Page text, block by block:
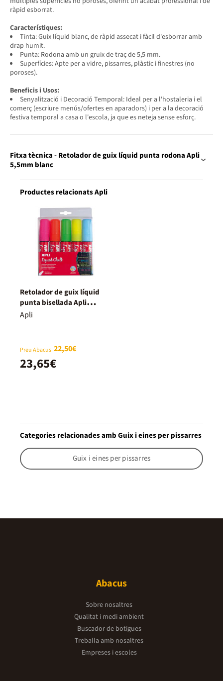
ràpid esborrat.
Característiques:
Tinta: Guix líquid blanc, de ràpid assecat i fàcil d'esborrar amb
drap humit.
Punta: Rodona amb un gruix de traç de 5,5 mm.
Superfícies: Apte per a vidre, pissarres, plàstic i finestres (no
poroses).
Beneficis i Usos:
Senyalització i Decoració Temporal: Ideal per a l'hostaleria i el
comerç (escriure menús/ofertes en aparadors) i per a la decoració
festiva temporal a casa o l'escola, ja que es neteja sense esforç.
Fitxa tècnica - Retolador de guix líquid punta rodona Apli
5,5mm blanc
Productes relacionats Apli
Retolador de guix líquid
punta bisellada Apli
10x15mm colors 5u
Apli
Preu Abacus 22,50€
23,65€
Categories relacionades amb Guix i eines per pissarres
Guix i eines per pissarres
Abacus
Sobre nosaltres
Qualitat i medi ambient
Buscador de botigues
Treballa amb nosaltres
Empreses i escoles